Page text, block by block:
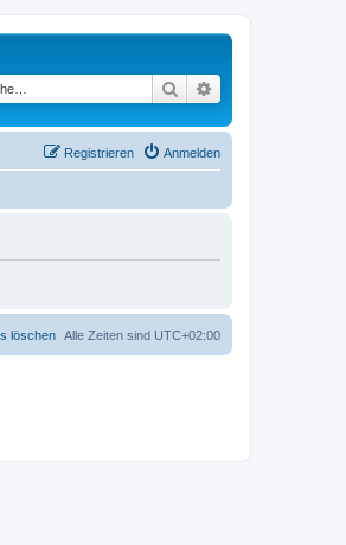
Suche
Anmelden
Registrieren
Alle Zeiten sind UTC+02:00
löschen